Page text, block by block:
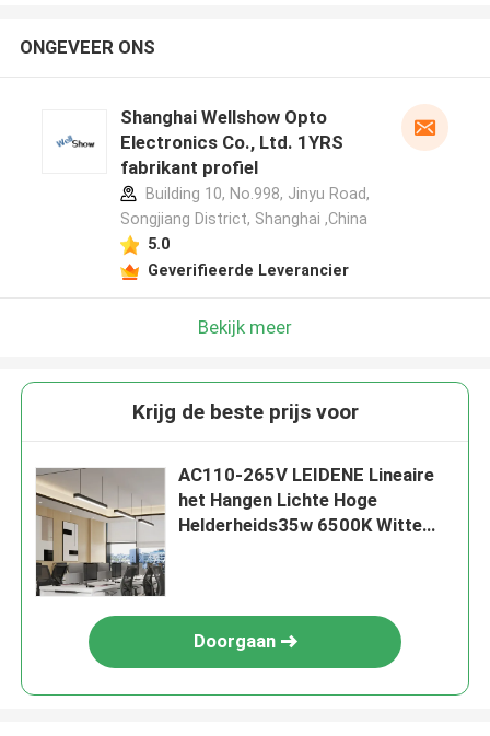
ONGEVEER ONS
Shanghai Wellshow Opto
Electronics Co., Ltd. 1YRS
fabrikant profiel
Building 10, No.998, Jinyu Road,
Songjiang District, Shanghai ,China
5.0
Geverifieerde Leverancier
Bekijk meer
Krijg de beste prijs voor
AC110-265V LEIDENE Lineaire
het Hangen Lichte Hoge
Helderheids35w 6500K Witte
Doorgaan